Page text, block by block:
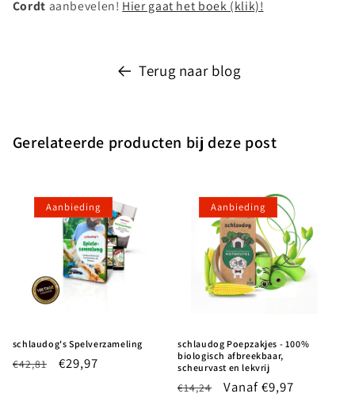
Cordt aanbevelen! Hier gaat het boek (klik)!
Terug naar blog
Gerelateerde producten bij deze post
Aanbieding
schlaudog's Spelverzameling
Normale
€42,81 Aanbiedingsprijs
€29,97
Aanbieding
schlaudog Poepzakjes - 100%
biologisch afbreekbaar,
scheurvast en lekvrij
Normale
€14,24 Aanbiedingsprijs
Vanaf €9,97